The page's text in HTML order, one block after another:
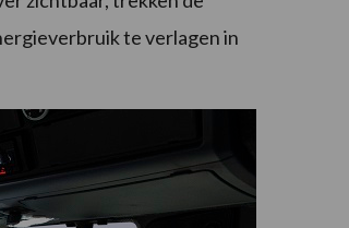
te verlagen in